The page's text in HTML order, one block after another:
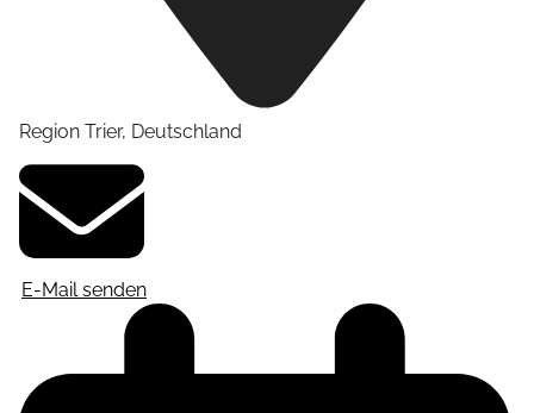
Region Trier, Deutschland
E-Mail senden